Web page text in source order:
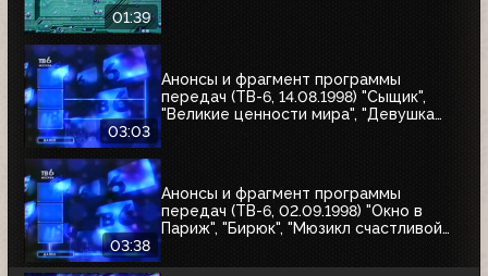
01:39
03:03
Анонсы и фрагмент программы
передач (ТВ-6, 14.08.1998) "Сыщик",
"Великие ценности мира", "Девушка
03:38
Анонсы и фрагмент программы
передач (ТВ-6, 02.09.1998) "Окно в
Париж", "Бирюк", "Мюзикл счастливой